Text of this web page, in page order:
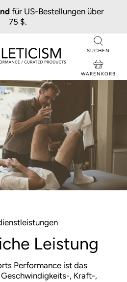
für US-Bestellungen über
75 $.
SUCHEN
WARENKORB
Leistung
Performance ist das
, Kraft-,